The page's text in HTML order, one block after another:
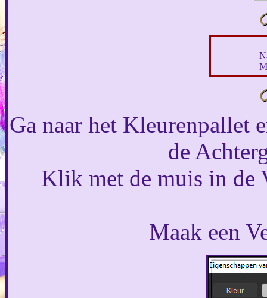
Ga naar het Kleurenpallet
de
Klik met de muis in de
Maak een